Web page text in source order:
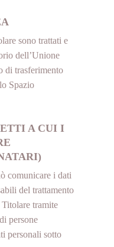
sono trattati e
dell’Unione
di trasferimento
Spazio
A CUI I
comunicare i dati
del trattamento
tramite
persone
personali sotto